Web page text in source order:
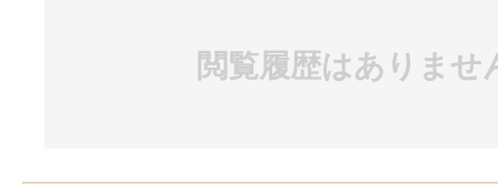
閲覧履歴はありませ